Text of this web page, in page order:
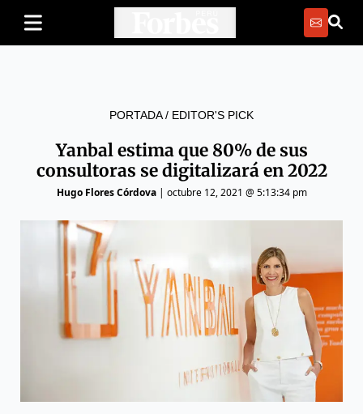
PORTADA/ EDITOR'S PICK
Yanbal estima que 80% de sus
consultoras se digitalizará en 2022
Hugo Flores Córdova| octubre 12, 2021 @ 5:13:34 pm